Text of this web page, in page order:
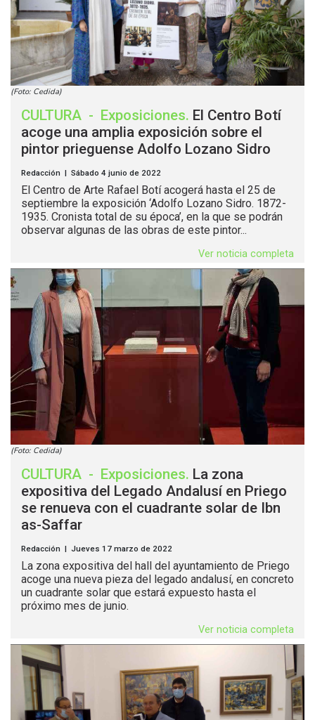
(Foto: Cedida)
CULTURA - Exposiciones. El Centro Botí
acoge una amplia exposición sobre el
pintor prieguense Adolfo Lozano Sidro
Redacción | Sábado 4 junio de 2022
El Centro de Arte Rafael Botí acogerá hasta el 25 de
septiembre la exposición ‘Adolfo Lozano Sidro. 1872-
1935. Cronista total de su época’, en la que se podrán
observar algunas de las obras de este pintor...
Ver noticia completa
(Foto: Cedida)
CULTURA - Exposiciones. La zona
expositiva del Legado Andalusí en Priego
se renueva con el cuadrante solar de Ibn
as-Saffar
Redacción | Jueves 17 marzo de 2022
La zona expositiva del hall del ayuntamiento de Priego
acoge una nueva pieza del legado andalusí, en concreto
un cuadrante solar que estará expuesto hasta el
próximo mes de junio.
Ver noticia completa